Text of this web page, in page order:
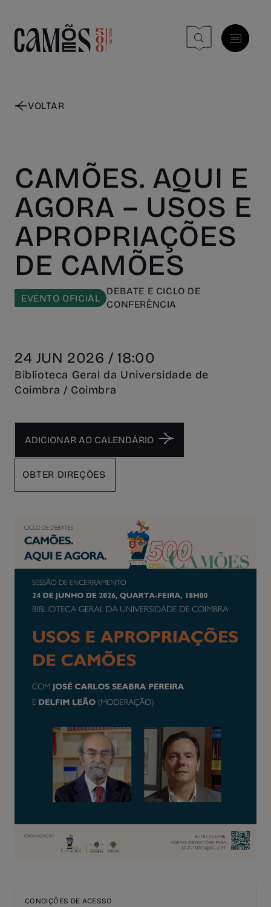
VOLTAR
CAMÕES. AQUI E
AGORA – USOS E
APROPRIAÇÕES
DE CAMÕES
EVENTO OFICIAL
DEBATE E CICLO DE
CONFERÊNCIA
24 JUN 2026 / 18:00
Biblioteca Geral da Universidade de
Coimbra / Coimbra
OBTER DIREÇÕES
CONDIÇÕES DE ACESSO